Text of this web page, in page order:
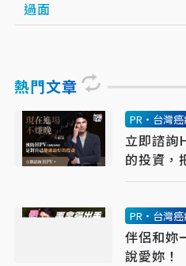
過面
熱門文章
PR・台灣
立即諮詢
的投資，
PR・台灣
伴侶和妳
說愛妳！